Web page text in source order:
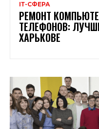
ІТ-СФЕРА
РЕМОНТ
ТЕЛЕФОНОВ:
ХАРЬКОВЕ